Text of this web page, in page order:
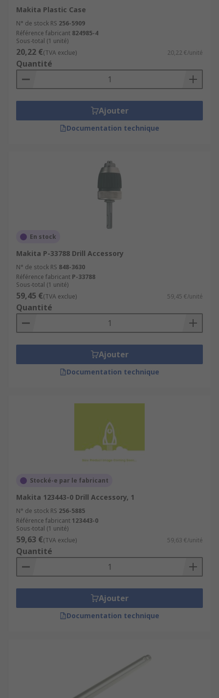
Makita Plastic Case
N° de stock RS 256-5909
Référence fabricant 824985-4
Sous-total (1 unité)
20,22 €(TVA exclue) 20,22 €/unité
Quantité
Ajouter
Documentation technique
En stock
Makita P-33788 Drill Accessory
N° de stock RS 848-3630
Référence fabricant P-33788
Sous-total (1 unité)
59,45 €(TVA exclue) 59,45 €/unité
Quantité
Ajouter
Documentation technique
Stocké-e par le fabricant
Makita 123443-0 Drill Accessory, 1
N° de stock RS 256-5885
Référence fabricant 123443-0
Sous-total (1 unité)
59,63 €(TVA exclue) 59,63 €/unité
Quantité
Ajouter
Documentation technique